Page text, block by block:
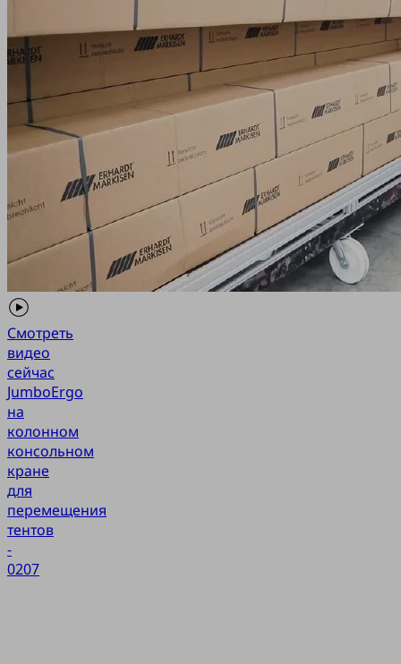
Смотреть
видео
сейчас
JumboErgo
на
колонном
консольном
кране
для
перемещения
тентов
-
0207